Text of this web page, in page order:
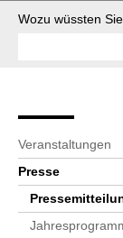
Suche
Wozu wüssten
Veranstaltungen
Presse